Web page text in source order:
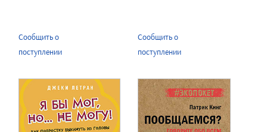
Сообщить о
поступлении
Сообщить о
поступлении